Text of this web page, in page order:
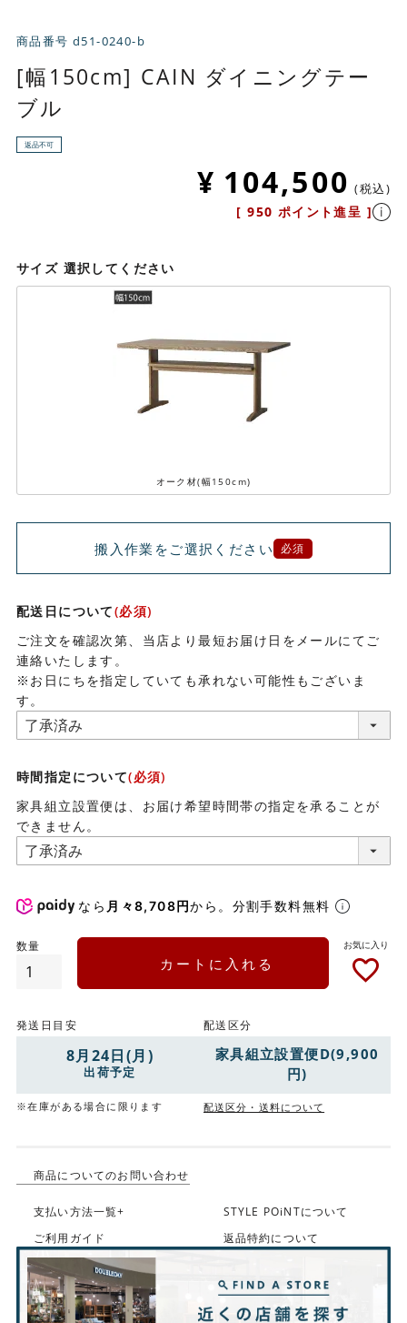
商品番号 d51-0240-b
[幅150cm] CAIN ダイニングテー
ブル
返品不可
¥ 104,500 税込
[ 950 ポイント進呈 ]
サイズ 選択してください
オーク材(幅150cm)
搬入作業をご選択ください 必須
配送日について(必須)
ご注文を確認次第、当店より最短お届け日をメールにてご
連絡いたします。
※お日にちを指定していても承れない可能性もございま
す。
時間指定について(必須)
家具組立設置便は、お届け希望時間帯の指定を承ることが
できません。
なら 月々8,708円から。分割手数料無料
カートに入れる
発送日目安
8月24日(月)
出荷予定
※在庫がある場合に限ります
配送区分
家具組立設置便D(9,900
円)
配送区分・送料について
商品についてのお問い合わせ
支払い方法一覧+
STYLE POiNTについて
ご利用ガイド
返品特約について